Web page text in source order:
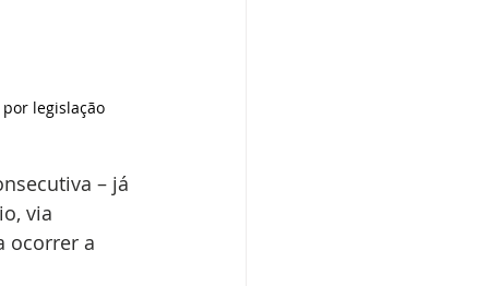
legislação
– já
via
ocorrer a